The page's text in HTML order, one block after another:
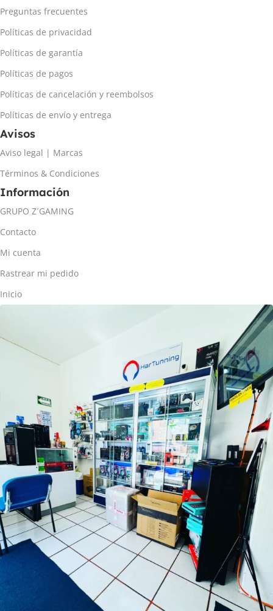
Preguntas frecuentes
Políticas de privacidad
Políticas de garantía
Políticas de pagos
Políticas de cancelación y reembolsos
Políticas de envío y entrega
Avisos
Aviso legal | Marcas
Términos & Condiciones
Información
GRUPO Z´GAMING
Contacto
Mi cuenta
Rastrear mi pedido
Inicio